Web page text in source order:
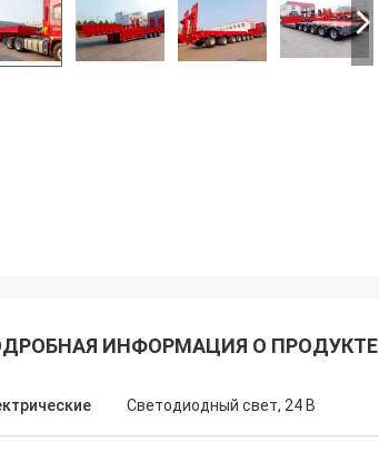
ИНФОРМАЦИЯ О ПРОДУКТЕ
Светодиодный свет, 24 В